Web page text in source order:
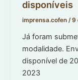
disponíveis
imprensa.cofen/9
Já foram
modalidade.
disponível de
2023